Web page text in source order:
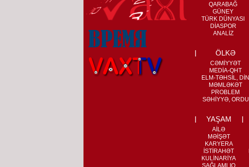
QARABAĞ
GÜNEY
TÜRK DÜNYASI
DİASPOR
ANALİZ
ÖLKƏ
CƏMİYYƏT
MEDİA-QHT
ELM-TƏHSİL, DİN
MƏMLƏKƏT
PROBLEM
SƏHİYYƏ, ORDU
YAŞAM
AİLƏ
MƏİŞƏT
KARYERA
İSTİRAHƏT
KULİNARİYA
SAĞLAMLIQ